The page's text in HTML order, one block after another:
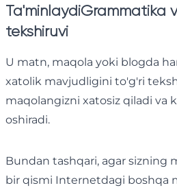
Ta'minlaydiGrammatika
tekshiruvi
U matn, maqola yoki blogda
xatolik mavjudligini to'g'ri
maqolangizni xatosiz qiladi va
oshiradi.
Bundan tashqari, agar sizning
bir qismi Internetdagi boshqa